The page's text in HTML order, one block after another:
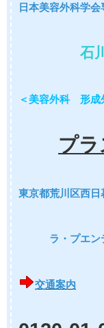
日本美容外科学会
石
＜美容外科 形成
プ
東京都荒川区西
ラ・プエンテ
交通案内